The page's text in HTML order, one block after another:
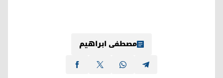
مصطفی ابراهیم